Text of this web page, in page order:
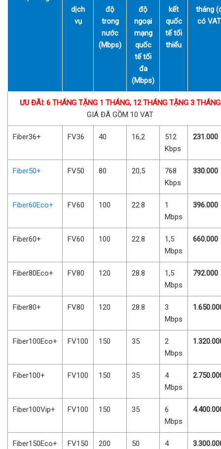
dịch
vụ
độ
trong
nước
(Mbps)
độ
ngoại
mạng
quốc
tế tối
đa
(Mbps)
kết
quốc
tế tối
thiểu
tháng
có
ƯU ĐÃI: 6 THÁNG TẶNG 1 THÁNG, 12 THÁNG TẶNG 3 THÁNG
GIÁ ĐÃ GỒM 10 VAT
Fiber36+ FV36 40 16,2
512
Kbps
231.000
Fiber50+ FV50 80 20,5
768
Kbps
330.000
Fiber60Eco+ FV60 100 22.8
1
Mbps
396.000
Fiber60+ FV60 100 22.8
1,5
Mbps
660.000
Fiber80Eco+ FV80 120 28.8
1,5
Mbps
792.000
Fiber80+ FV80 120 28.8
3
Mbps
Fiber100Eco+ FV100 150 35
2
Mbps
Fiber100+ FV100 150 35
4
Mbps
Fiber100Vip+ FV100 150 35
6
Mbps
Fiber150Eco+ FV150 200 50
4